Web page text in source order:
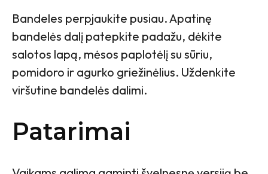
Bandeles perpjaukite pusiau. Apatinę
bandelės dalį patepkite padažu, dėkite
salotos lapą, mėsos paplotėlį su sūriu,
pomidoro ir agurko griežinėlius. Uždenkite
viršutine bandelės dalimi.
Patarimai